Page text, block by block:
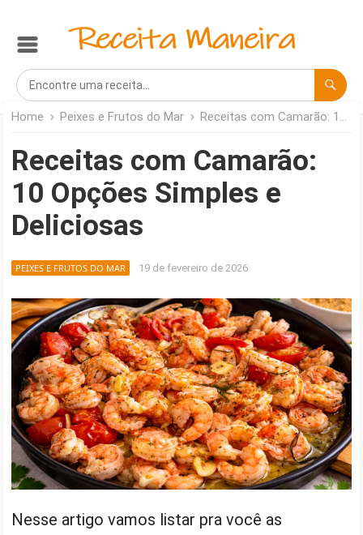
Home Peixes e Frutos do Mar Receitas com Camarão: 10 Opções Simples e Deliciosas
Receitas com Camarão:
10 Opções Simples e
Deliciosas
PEIXES E FRUTOS DO MAR 19 de fevereiro de 2026
Nesse artigo vamos listar pra você as